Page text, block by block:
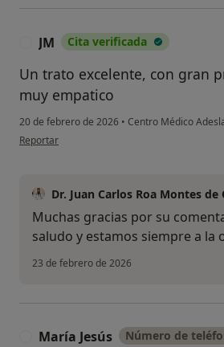
JM Cita verificada
Un trato excelente, con gran
muy empatico
20 de febrero de 2026 • Centro Médico
en opinión del usuario JM
Reportar
Dr. Juan Carlos Roa Montes de
Muchas gracias por su
saludo y estamos siempre a la
23 de febrero de 2026
María Jesús Número de